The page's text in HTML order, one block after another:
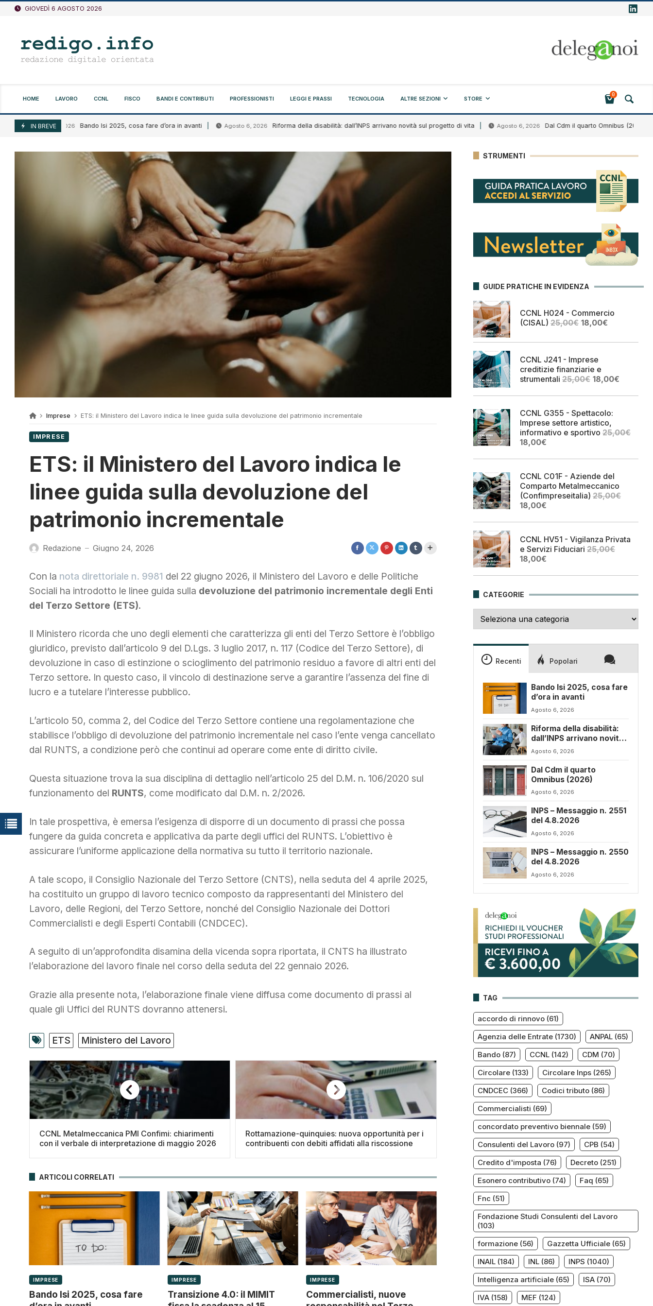
Vai
GIOVEDÌ 6 AGOSTO 2026
HOME LAVORO CCNL FISCO BANDI E CONTRIBUTI PROFESSIONISTI LEGGI E PRASSI TECNOLOGIA ALTRE SEZIONI STORE
0
IN BREVE
Agosto 6, 2026 Bando Isi 2025, cosa fare d’ora in avanti Agosto 6, 2026 Riforma della disabilità: dall’INPS arrivano novità sul progetto di vita Agosto 6, 2026 Dal Cdm il quarto Omnibus (2026)
Imprese ETS: il Ministero del Lavoro indica le linee guida sulla devoluzione del patrimonio incrementale
IMPRESE
ETS: il Ministero del Lavoro indica le
linee guida sulla devoluzione del
patrimonio incrementale
Redazione — Giugno 24, 2026
Con la nota direttoriale n. 9981 del 22 giugno 2026, il Ministero del Lavoro e delle Politiche
Sociali ha introdotto le linee guida sulla devoluzione del patrimonio incrementale degli Enti
del Terzo Settore (ETS).
Il Ministero ricorda che uno degli elementi che caratterizza gli enti del Terzo Settore è l’obbligo
giuridico, previsto dall’articolo 9 del D.Lgs. 3 luglio 2017, n. 117 (Codice del Terzo Settore), di
devoluzione in caso di estinzione o scioglimento del patrimonio residuo a favore di altri enti del
Terzo settore. In questo caso, il vincolo di destinazione serve a garantire l’assenza del fine di
lucro e a tutelare l’interesse pubblico.
L’articolo 50, comma 2, del Codice del Terzo Settore contiene una regolamentazione che
stabilisce l’obbligo di devoluzione del patrimonio incrementale nel caso l’ente venga cancellato
dal RUNTS, a condizione però che continui ad operare come ente di diritto civile.
Questa situazione trova la sua disciplina di dettaglio nell’articolo 25 del D.M. n. 106/2020 sul
funzionamento del RUNTS, come modificato dal D.M. n. 2/2026.
In tale prospettiva, è emersa l’esigenza di disporre di un documento di prassi che possa
fungere da guida concreta e applicativa da parte degli uffici del RUNTS. L’obiettivo è
assicurare l’uniforme applicazione della normativa su tutto il territorio nazionale.
A tale scopo, il Consiglio Nazionale del Terzo Settore (CNTS), nella seduta del 4 aprile 2025,
ha costituito un gruppo di lavoro tecnico composto da rappresentanti del Ministero del
Lavoro, delle Regioni, del Terzo Settore, nonché del Consiglio Nazionale dei Dottori
Commercialisti e degli Esperti Contabili (CNDCEC).
A seguito di un’approfondita disamina della vicenda sopra riportata, il CNTS ha illustrato
l’elaborazione del lavoro finale nel corso della seduta del 22 gennaio 2026.
Grazie alla presente nota, l’elaborazione finale viene diffusa come documento di prassi al
quale gli Uffici del RUNTS dovranno attenersi.
ETS Ministero del Lavoro
CCNL Metalmeccanica PMI Confimi: chiarimenti
con il verbale di interpretazione di maggio 2026
Rottamazione-quinquies: nuova opportunità per i
contribuenti con debiti affidati alla riscossione
ARTICOLI CORRELATI
IMPRESE
Bando Isi 2025, cosa fare
IMPRESE
Transizione 4.0: il MIMIT
IMPRESE
Commercialisti, nuove
STRUMENTI
GUIDE PRATICHE IN EVIDENZA
CCNL H024 - Commercio
(CISAL) 25,00€ Il
originale
25,00€.
18,00€Il
attuale
CCNL J241 - Imprese
creditizie finanziarie e
strumentali 25,00€ Il
originale
25,00€.
18,00€Il
attuale
CCNL G355 - Spettacolo:
Imprese settore artistico,
informativo e sportivo 25,00€
Il
originale
25,00€.
18,00€Il
attuale
18,00€.
CCNL C01F - Aziende del
Comparto Metalmeccanico
(Confimpreseitalia) 25,00€
Il
originale
25,00€.
18,00€Il
attuale
18,00€.
CCNL HV51 - Vigilanza Privata
e Servizi Fiduciari 25,00€
Il
originale
25,00€.
18,00€Il
attuale
18,00€.
CATEGORIE
Recenti Popolari
Bando Isi 2025, cosa fare
d’ora in avanti
Agosto 6, 2026
Riforma della disabilità:
dall’INPS arrivano novità
sul progetto di vita
Agosto 6, 2026
Dal Cdm il quarto
Omnibus (2026)
Agosto 6, 2026
INPS – Messaggio n. 2551
del 4.8.2026
Agosto 6, 2026
INPS – Messaggio n. 2550
del 4.8.2026
Agosto 6, 2026
TAG
accordo di rinnovo(61)
Agenzia delle Entrate(1730) ANPAL(65)
Bando(87) CCNL(142) CDM (70)
Circolare(133) Circolare Inps(265)
CNDCEC(366) Codici tributo(86)
Commercialisti (69)
concordato preventivo biennale(59)
Consulenti del Lavoro(97) CPB (54)
Credito d'imposta (76) Decreto(251)
Esonero contributivo(74) Faq (65)
Fnc (51)
Fondazione Studi Consulenti del Lavoro
(103)
formazione(56) Gazzetta Ufficiale(65)
INAIL(184) INL(86) INPS (1040)
Intelligenza artificiale(65) ISA(70)
IVA(158) MEF (124)